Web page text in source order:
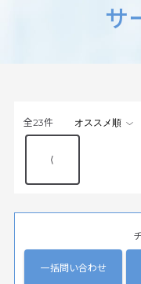
サ
全23件
⟨
一括問い合わせ